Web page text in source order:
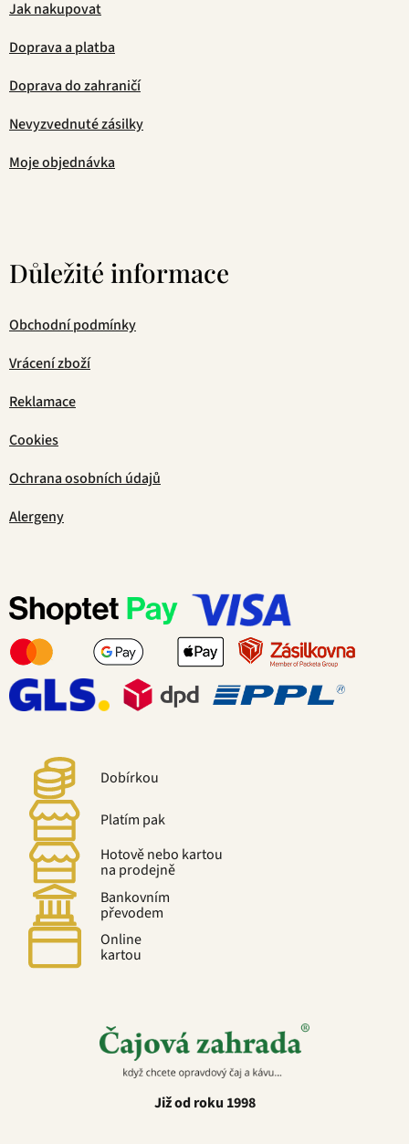
Jak nakupovat
Doprava a platba
Doprava do zahraničí
Nevyzvednuté zásilky
Moje objednávka
Důležité informace
Obchodní podmínky
Vrácení zboží
Reklamace
Cookies
Ochrana osobních údajů
Alergeny
Dobírkou
Platím pak
Hotově nebo kartou
na prodejně
Bankovním
převodem
Online
kartou
Již od roku 1998